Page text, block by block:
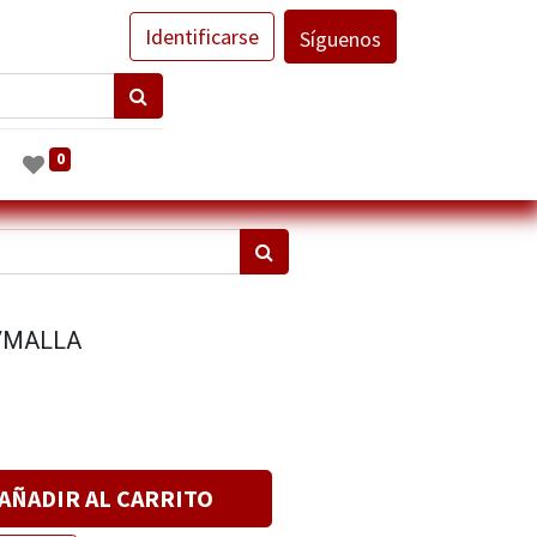
Identificarse Síguenos
0
AL CARRITO